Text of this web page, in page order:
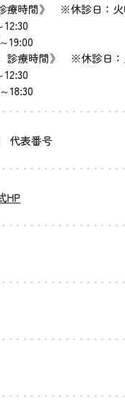
療時間》 ※休診日：火
19:00
診療時間》 ※休診日：
18:30
代表番号
HP